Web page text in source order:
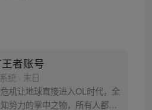
者账号
统 · 末日
机让地球直接进入OL时代，全
势力的掌中之物，所有人都变